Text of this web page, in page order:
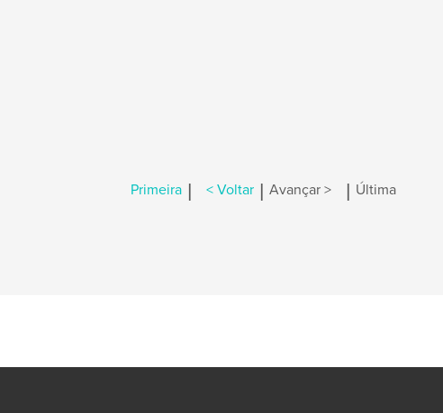
Primeira | < Voltar | Avançar > | Última